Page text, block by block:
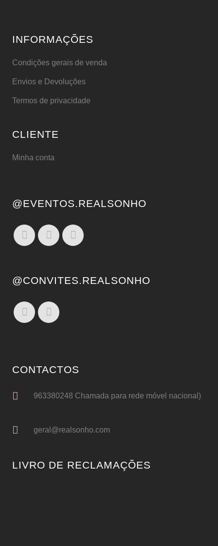
INFORMAÇÕES
Condições gerais de venda
Envios e Devoluções
Termos de privacidade
CLIENTE
Minha conta
@EVENTOS.REALSONHO
@CONVITES.REALSONHO
CONTACTOS
963380248 Chamada para rede móvel nacional)
geral@realsonho.com
LIVRO DE RECLAMAÇÕES